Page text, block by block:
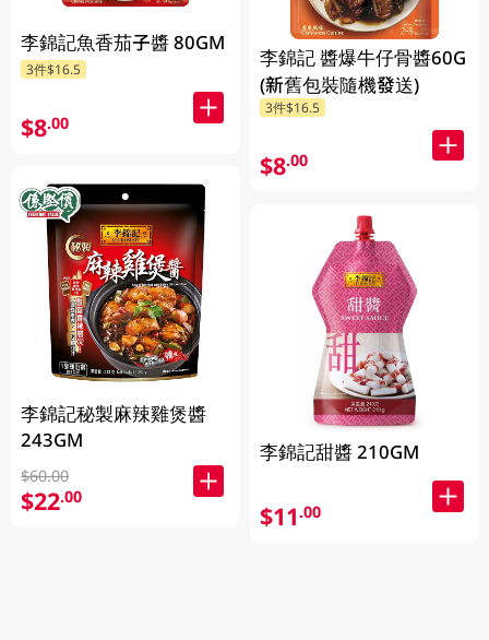
李錦記魚香茄子醬 80GM
3件$16.5
$8.00
李錦記秘製麻辣雞煲醬
243GM
$60.00
$22.00
李錦記 醬爆牛仔骨醬60G
(新舊包裝隨機發送)
3件$16.5
$8.00
李錦記甜醬 210GM
$11.00